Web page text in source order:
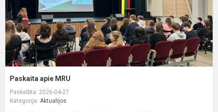
Paskaita apie MRU
Paskelbta: 2026-04-27
Kategorija: Aktualijos